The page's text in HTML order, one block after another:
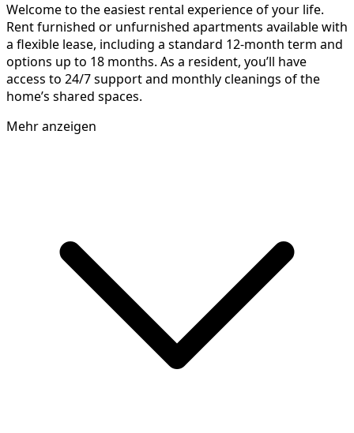
Welcome to the easiest rental experience of your life.
Rent furnished or unfurnished apartments available with
a flexible lease, including a standard 12-month term and
options up to 18 months. As a resident, you’ll have
access to 24/7 support and monthly cleanings of the
home’s shared spaces.
Mehr anzeigen